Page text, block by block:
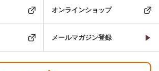
オンラインショップ
メールマガジン登録